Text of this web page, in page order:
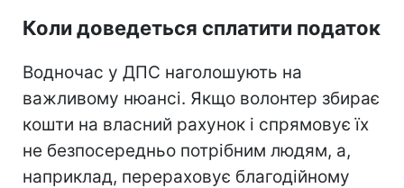
Коли доведеться сплатити податок
Водночас у ДПС наголошують на
важливому нюансі. Якщо волонтер збирає
кошти на власний рахунок і спрямовує їх
не безпосередньо потрібним людям, а,
наприклад, перераховує благодійному